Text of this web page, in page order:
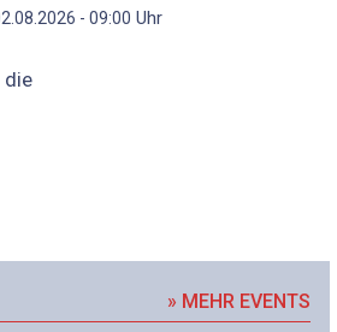
- 09:00 Uhr
die
» MEHR EVENTS